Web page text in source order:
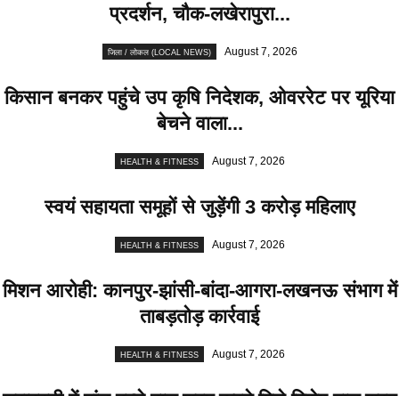
प्रदर्शन, चौक-लखेरापुरा...
जिला / लोकल (LOCAL NEWS) August 7, 2026
किसान बनकर पहुंचे उप कृषि निदेशक, ओवररेट पर यूरिया
बेचने वाला...
HEALTH & FITNESS August 7, 2026
स्वयं सहायता समूहों से जुड़ेंगी 3 करोड़ महिलाए
HEALTH & FITNESS August 7, 2026
मिशन आरोही: कानपुर-झांसी-बांदा-आगरा-लखनऊ संभाग में
ताबड़तोड़ कार्रवाई
HEALTH & FITNESS August 7, 2026